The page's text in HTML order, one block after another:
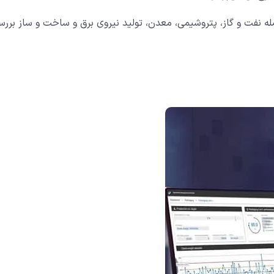
نفت و گاز، پتروشیمی، معدن، تولید نیروی برق و ساخت و ساز